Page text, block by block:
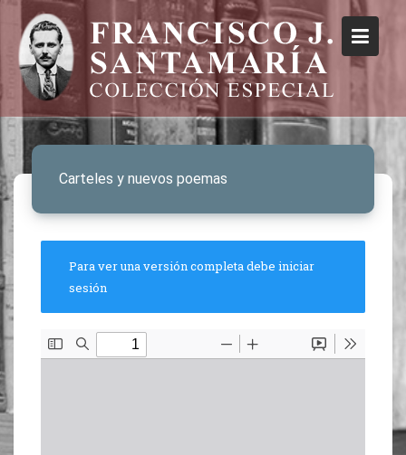
Carteles y nuevos poemas
Para ver una versión completa debe iniciar
sesión